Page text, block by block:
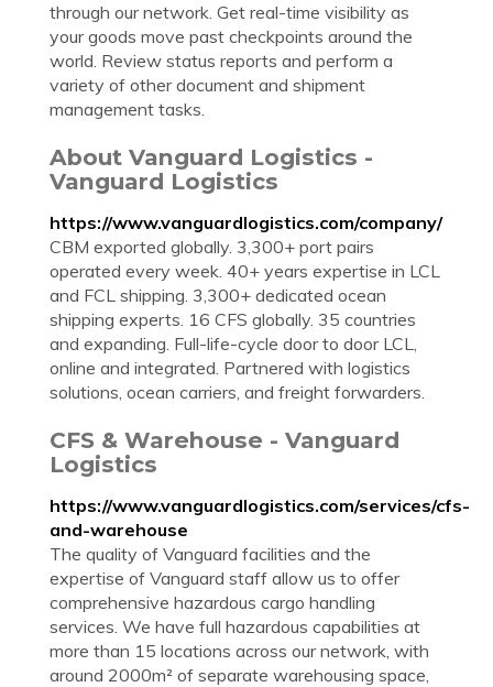
through our network. Get real-time visibility as
your goods move past checkpoints around the
world. Review status reports and perform a
variety of other document and shipment
management tasks.
About Vanguard Logistics -
Vanguard Logistics
https://www.vanguardlogistics.com/company/
CBM exported globally. 3,300+ port pairs
operated every week. 40+ years expertise in LCL
and FCL shipping. 3,300+ dedicated ocean
shipping experts. 16 CFS globally. 35 countries
and expanding. Full-life-cycle door to door LCL,
online and integrated. Partnered with logistics
solutions, ocean carriers, and freight forwarders.
CFS & Warehouse - Vanguard
Logistics
https://www.vanguardlogistics.com/services/cfs-
and-warehouse
The quality of Vanguard facilities and the
expertise of Vanguard staff allow us to offer
comprehensive hazardous cargo handling
services. We have full hazardous capabilities at
more than 15 locations across our network, with
around 2000m² of separate warehousing space,